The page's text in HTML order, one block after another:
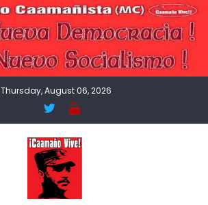
Thursday, August 06, 2026